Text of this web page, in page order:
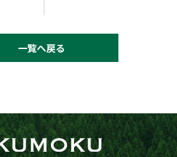
一覧へ戻る